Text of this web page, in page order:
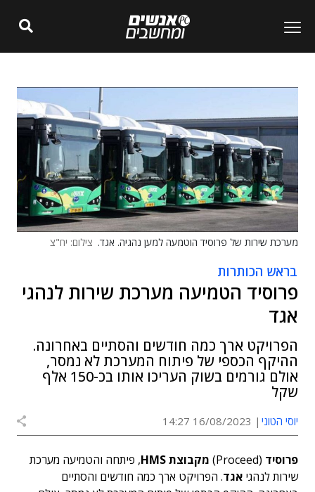
מערכת שירות של פרוסיד הוטמעה למען נהגיה. אגד. צילום: יח"צ
בראש הכותרות
פרוסיד הטמיעה מערכת שירות לנהגי
אגד
הפרויקט ארך כמה חודשים והסתיים באחרונה.
ההיקף הכספי של פיתוח המערכת לא נמסר,
אולם גורמים בשוק העריכו אותו בכ-150 אלף
שקל
יוסי הטוני 16/08/2023 14:27
פרוסיד (Proceed) מקבוצת HMS
, פיתחה והטמיעה מערכת
שירות לנהגי אגד. הפרויקט ארך כמה חודשים והסתיים